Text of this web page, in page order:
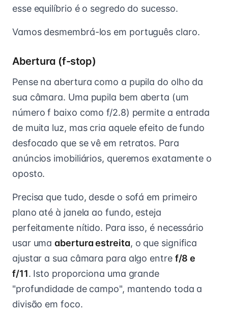
esse equilíbrio é o segredo do sucesso.
Vamos desmembrá-los em português claro.
Abertura (f-stop)
Pense na abertura como a pupila do olho da
sua câmara. Uma pupila bem aberta (um
número f baixo como f/2.8) permite a entrada
de muita luz, mas cria aquele efeito de fundo
desfocado que se vê em retratos. Para
anúncios imobiliários, queremos exatamente o
oposto.
Precisa que tudo, desde o sofá em primeiro
plano até à janela ao fundo, esteja
perfeitamente nítido. Para isso, é necessário
usar umaabertura estreita, o que significa
ajustar a sua câmara para algo entre f/8 e
f/11. Isto proporciona uma grande
"profundidade de campo", mantendo toda a
divisão em foco.